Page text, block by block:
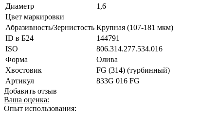
Диаметр
1,6
Цвет маркировки
Абразивность/Зернистость Крупная (107-181 мкм)
ID в Б24
144791
ISO
806.314.277.534.016
Форма
Олива
Хвостовик
FG (314) (турбинный)
Артикул
833G 016 FG
Добавить отзыв
Ваша оценка:
Опыт использования: